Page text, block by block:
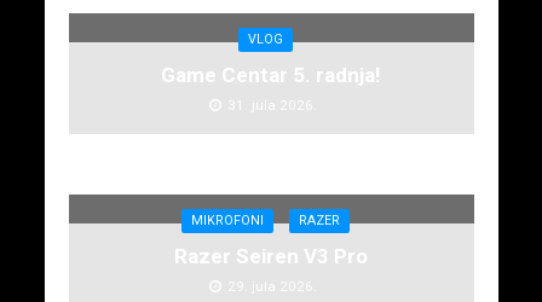
VLOG
Game Centar 5. radnja!
31. jula 2026.
MIKROFONI RAZER
Razer Seiren V3 Pro
29. jula 2026.